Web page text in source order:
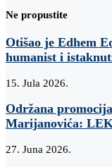
Ne propustite
Otišao je Edhem
humanist i
15. Jula 2026.
Održana
Marijanovića:
27. Juna 2026.